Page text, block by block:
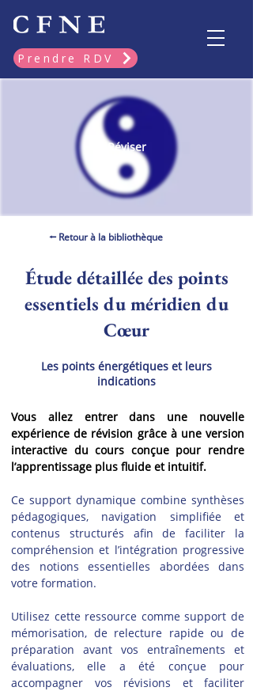
Prendre RDV
Réviser
⭠ Retour à la bibliothèque
Étude détaillée des points
essentiels du méridien du
Cœur
Les points énergétiques et leurs
indications
Vous allez entrer dans une nouvelle
expérience de révision grâce à une version
interactive du cours conçue pour rendre
l’apprentissage plus fluide et intuitif.
Ce support dynamique combine synthèses
pédagogiques, navigation simplifiée et
contenus structurés afin de faciliter la
compréhension et l’intégration progressive
des notions essentielles abordées dans
votre formation.
Utilisez cette ressource comme support de
mémorisation, de relecture rapide ou de
préparation avant vos entraînements et
évaluations, elle a été conçue pour
accompagner vos révisions et faciliter